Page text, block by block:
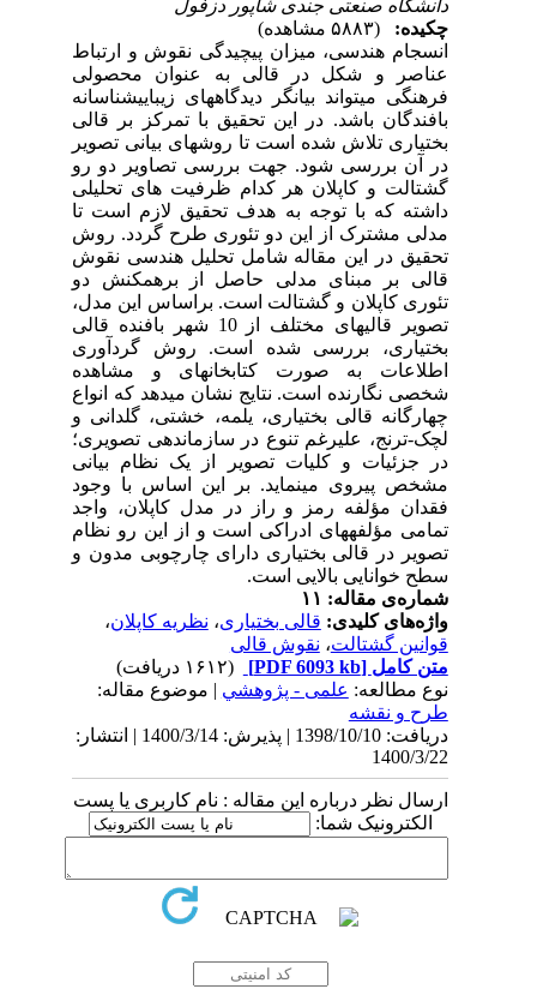
دانشگاه صنعتی جندی شاپور دزفول
چکیده:
انسجام هندسی، میزان پیچیدگی نقوش و ارتباط
عناصر و شکل در قالی به عنوان محصولی
فرهنگی می­تواند بیانگر دیدگاه­های زیبایی­شناسانه
بافندگان باشد. در این تحقیق با تمرکز بر قالی
بختیاری تلاش شده است تا روش­های بیانی تصویر
در آن بررسی شود.جهت بررسی تصاویر دو رو
گشتالت و کاپلان هر کدام ظرفیت های تحلیلی
داشته که با توجه به هدف تحقیق لازم است تا
مدلی مشترک از این دو تئوری طرح گردد. روش
تحقیق در این مقاله شامل تحلیل هندسی نقوش
قالی بر مبنای مدلی حاصل از برهمکنش دو
تئوری کاپلان و گشتالت است. براساس این مدل،
تصویر قالی­های مختلف از 10 شهر بافنده قالی
بختیاری، بررسی شده است. روش گردآوری
اطلاعات به صورت کتابخانه­ای و مشاهده
شخصی نگارنده است. نتایج نشان می­دهد که انواع
چهارگانه قالی بختیاری، یلمه، خشتی، گلدانی و
لچک-ترنج، علی­رغم تنوع در سازماندهی تصویری؛
در جزئیات و کلیات تصویر از یک نظام بیانی
مشخص پیروی می­نماید. بر این اساس با وجود
فقدان مؤلفه رمز و راز در مدل کاپلان، واجد
تمامی مؤلفه­های ادراکی است و از این رو نظام
تصویر در قالی بختیاری دارای چارچوبی مدون و
سطح خوانایی بالایی است.
شماره‌ی مقاله: ۱۱
واژه‌های کلیدی:قالی بختیاری،نظریه کاپلان،
قوانین گشتالت،نقوش قالی
متن کامل[PDF 6093 kb]
نوع مطالعه:علمی - پژوهشي| موضوع مقاله:
طرح و نقشه
دریافت: 1398/10/10 | پذیرش: 1400/3/14 | انتشار:
1400/3/22
ارسال نظر درباره این مقاله : نام کاربری یا پست
الکترونیک شما: